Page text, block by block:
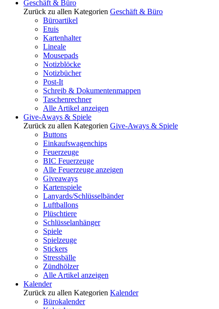
Geschäft & Büro
Zurück zu allen Kategorien Geschäft & Büro
Büroartikel
Etuis
Kartenhalter
Lineale
Mousepads
Notizblöcke
Notizbücher
Post-It
Schreib & Dokumentenmappen
Taschenrechner
Alle Artikel anzeigen
Give-Aways & Spiele
Zurück zu allen Kategorien Give-Aways & Spiele
Buttons
Einkaufswagenchips
Feuerzeuge
BIC Feuerzeuge
Alle Feuerzeuge anzeigen
Giveaways
Kartenspiele
Lanyards/Schlüsselbänder
Luftballons
Plüschtiere
Schlüsselanhänger
Spiele
Spielzeuge
Stickers
Stressbälle
Zündhölzer
Alle Artikel anzeigen
Kalender
Zurück zu allen Kategorien Kalender
Bürokalender